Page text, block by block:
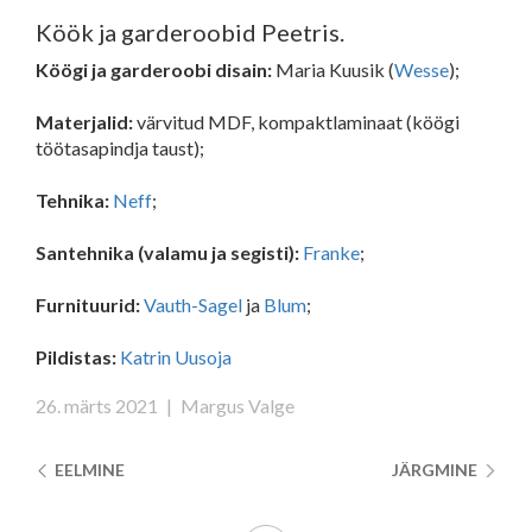
Köök ja garderoobid Peetris.
Köögi ja garderoobi disain: Maria Kuusik (Wesse);
Materjalid:värvitud MDF, kompaktlaminaat (köögi
töötasapindja taust);
Tehnika: Neff;
Santehnika (valamu ja segisti): Franke;
Furnituurid:Vauth-Sagel ja Blum;
Pildistas: Katrin Uusoja
26. märts 2021 | Margus Valge
JÄRGMINE
EELMINE